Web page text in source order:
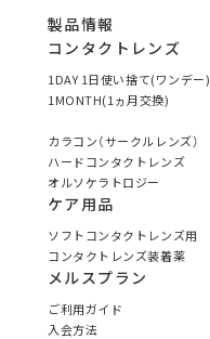
製品情報
コンタクトレンズ
1DAY 1日使い捨て(ワンデー)
1MONTH(1ヵ月交換)
カラコン（サークルレンズ）
ハードコンタクトレンズ
オルソケラトロジー
ケア用品
ソフトコンタクトレンズ用
コンタクトレンズ装着薬
メルスプラン
ご利用ガイド
入会方法